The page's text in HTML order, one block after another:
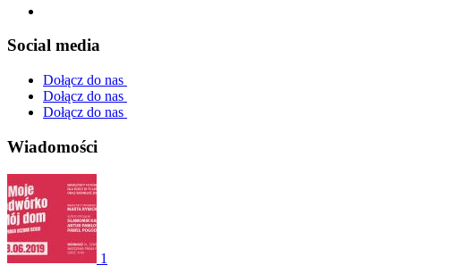
Social media
Dołącz do nas
Dołącz do nas
Dołącz do nas
Wiadomości
1